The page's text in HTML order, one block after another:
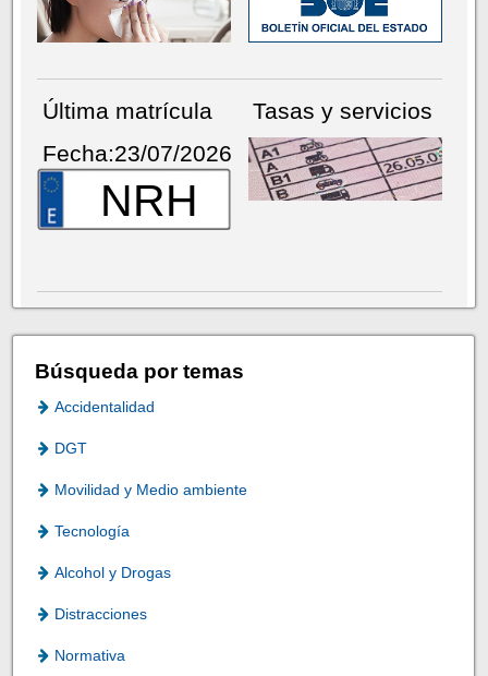
Última matrícula
Fecha:23/07/2026
NRH
Tasas y servicios
Búsqueda por temas
Accidentalidad
DGT
Movilidad y Medio ambiente
Tecnología
Alcohol y Drogas
Distracciones
Normativa